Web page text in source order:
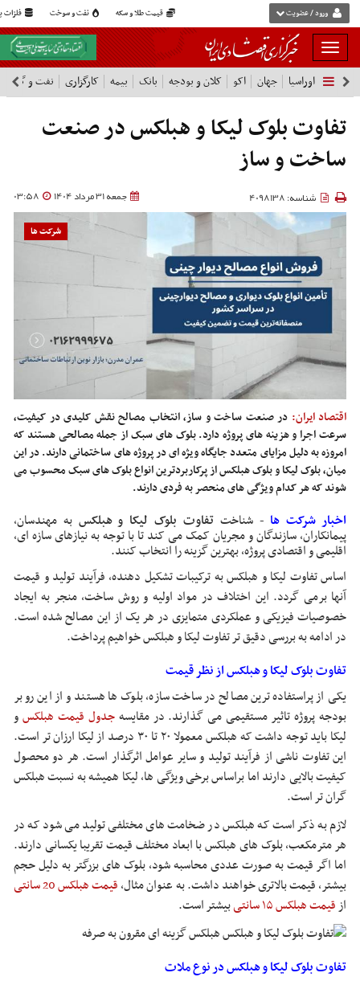
قیمت طلا و سکه نفت و سوخت فلزات ورود / عضویت
بار
و
بسته
نمودن
فهرست
اوراسیا جهان اکو کلان و بودجه بانک بیمه کارگزاری نفت و گاز
تفاوت بلوک لیکا و هبلکس در صنعت
ساخت و ساز
جمعه 31 مرداد 1404 03:58 شناسه: 4098138
شرکت ها
اقتصاد ایران: در صنعت ساخت و ساز، انتخاب مصالح نقش کلیدی در کیفیت،
سرعت اجرا و هزینه های پروژه دارد. بلوک های سبک از جمله مصالحی هستند که
امروزه به دلیل مزایای متعدد جایگاه ویژه ای در پروژه های ساختمانی دارند. در این
میان، بلوک لیکا و بلوک هبلکس از پرکاربردترین انواع بلوک های سبک محسوب می
شوند که هر کدام ویژگی های منحصر به فردی دارند.
اخبار شرکت ها - شناختتفاوت بلوک لیکا و هبلکس به مهندسان،
پیمانکاران، سازندگان و مجریان کمک می کند تا با توجه به نیازهای سازه ای،
اقلیمی و اقتصادی پروژه، بهترین گزینه را انتخاب کنند.
اساس تفاوت لیکا و هبلکس به ترکیبات تشکیل دهنده، فرآیند تولید و قیمت
آنها برمی گردد. این اختلاف در مواد اولیه و روش ساخت، منجر به ایجاد
خصوصیات فیزیکی و عملکردی متمایزی در هر یک از این مصالح شده است.
در ادامه به بررسی دقیق تر تفاوت لیکا و هبلکس خواهیم پرداخت.
تفاوت بلوک لیکا و هبلکس از نظر قیمت
یکی از پراستفاده ترین مصالح در ساخت سازه، بلوک ها هستند و از این رو بر
بودجه پروژه تاثیر مستقیمی می گذارند. در مقایسهجدول قیمت هبلکسو
لیکا باید توجه داشت که هبلکس معمولا ۲۰ تا ۳۰ درصد از لیکا ارزان تر است.
این تفاوت ناشی از فرآیند تولید و سایر عوامل اثرگذار است. هر دو محصول
کیفیت بالایی دارند اما براساس برخی ویژگی ها، لیکا همیشه به نسبت هبلکس
گران تر است.
لازم به ذکر است که هبلکس در ضخامت های مختلفی تولید می شود که در
هر مترمکعب، بلوک های هبلکس با ابعاد مختلف قیمت تقریبا یکسانی دارند.
اما اگر قیمت به صورت عددی محاسبه شود، بلوک های بزرگتر به دلیل حجم
بیشتر، قیمت بالاتری خواهند داشت. به عنوان مثال،قیمت هبلکس 20 سانتی
ازقیمت هبلکس ۱۵ سانتی بیشتر است.
تفاوت بلوک لیکا و هبلکس در نوع ملات